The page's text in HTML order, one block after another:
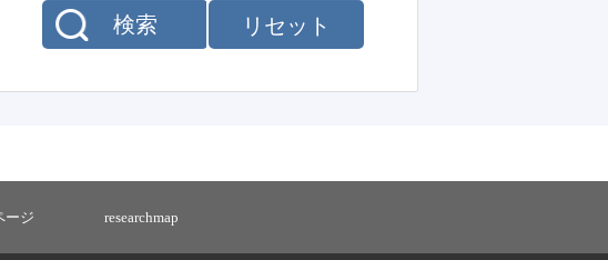
リセット
検索
ージ researchmap